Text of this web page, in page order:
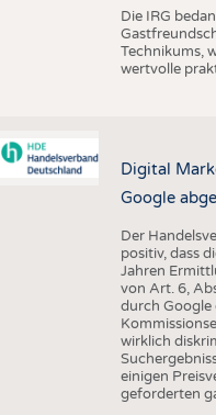
Die IRG
Technikums,
wertvolle
Digital
Google
Der
positiv, dass
Jahren
von Art. 6,
durch Google
wirklich
einigen
geforderten